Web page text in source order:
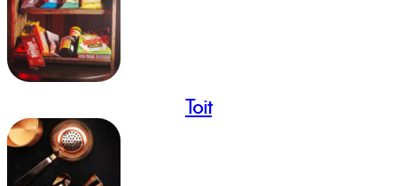
Toit